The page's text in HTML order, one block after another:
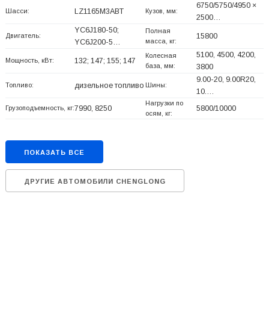
Шасси: LZ1165M3ABT Кузов, мм:
6750/5750/4950 ×
2500…
Двигатель:
YC6J180-50;
YC6J200-5…
Полная
масса, кг:
15800
Мощность, кВт: 132; 147; 155; 147
Колесная
база, мм:
5100, 4500, 4200,
3800
Топливо: дизельное топливо Шины:
9.00-20, 9.00R20,
10.…
Грузоподъемность, кг:7990, 8250
Нагрузки по
осям, кг:
5800/10000
ПОКАЗАТЬ ВСЕ
ДРУГИЕ АВТОМОБИЛИ CHENGLONG